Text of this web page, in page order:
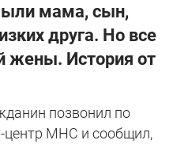
мама, сын,
друга. Но все
жены. История от
позвонил по
центр МНС и сообщил,